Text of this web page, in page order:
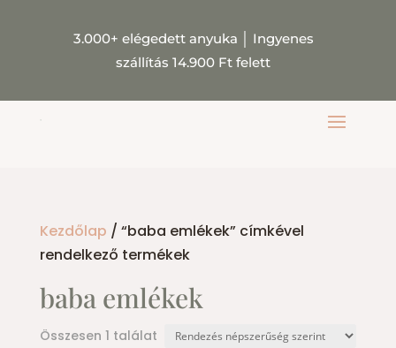
3.000+ elégedett anyuka
Ingyenes
szállítás 14.900 Ft felett
Kezdőlap / “baba emlékek” címkével
rendelkező termékek
baba emlékek
Összesen 1 találat